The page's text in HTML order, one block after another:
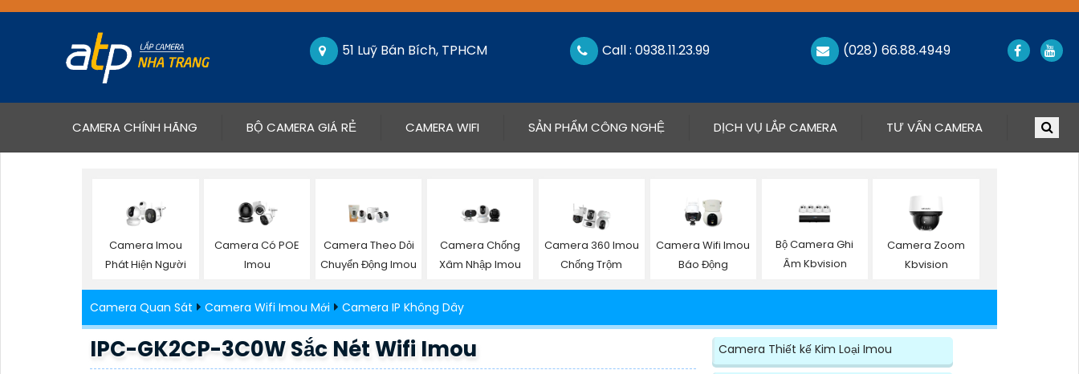
51 Luỹ Bán Bích, TPHCM Call : 0938.11.23.99 (028) 66.88.4949
CAMERA CHÍNH HÃNG(CURRENT)BỘ CAMERA GIÁ RẺ CAMERA WIFI SẢN PHẨM CÔNG NGHỆ DỊCH VỤ LẮP CAMERA TƯ VẤN CAMERA
Camera Imou
Phát Hiện Người
Camera Có POE
Imou
Camera Theo Dỏi
Chuyển Động Imou
Camera Chống
Xâm Nhập Imou
Camera 360 Imou
Chống Trộm
Camera Wifi Imou
Báo Động
Bộ Camera Ghi
Âm Kbvision
Camera Zoom
Kbvision
Camera Quan Sát Camera Wifi Imou Mới Camera IP Không Dây
IPC-GK2CP-3C0W Sắc Nét Wifi Imou Camera Thiết kế Kim Loại Imou